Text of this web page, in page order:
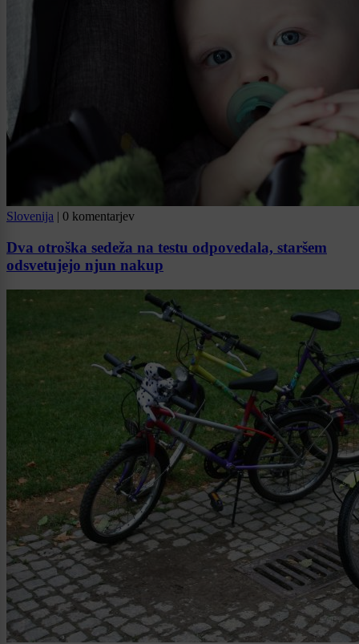
Slovenija | 0 komentarjev
Dva otroška sedeža na testu odpovedala, staršem
odsvetujejo njun nakup